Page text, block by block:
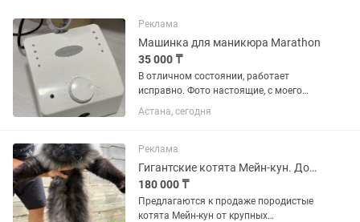
Реклама
Машинка для маникюра Marathon
35 000 ₸
В отличном состоянии, работает
исправно. Фото настоящие, с моего
объявления в . Мощность: 30 Вт
Обороты: до 35 000 об/мин Подходит
ногтей. В комплекте блок...
Астана, сегодня
Реклама
Гигантские котята Мейн-кун. Документы. Доставка.
180 000 ₸
Предлагаются к продаже породистые
котята Мейн-кун от крупных